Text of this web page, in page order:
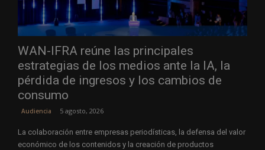
WAN-IFRA reúne las principales
estrategias de los medios ante la IA, la
pérdida de ingresos y los cambios de
consumo
Audiencia 5 agosto, 2026
La colaboración entre empresas periodísticas, la defensa del valor
económico de los contenidos y la creación de productos